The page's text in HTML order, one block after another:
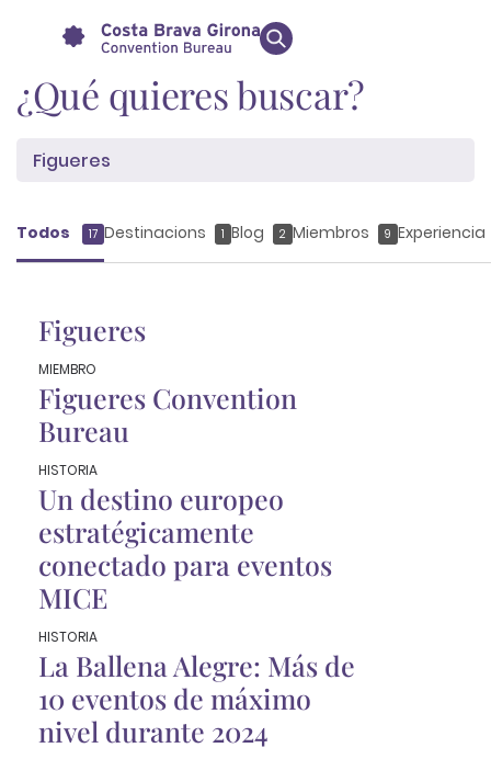
¿Qué quieres buscar?
Todos 17 Destinacions 1 Blog 2 Miembros 9 Experiencia
Figueres
MIEMBRO
Figueres Convention
Bureau
HISTORIA
Un destino europeo
estratégicamente
conectado para eventos
MICE
HISTORIA
La Ballena Alegre: Más de
10 eventos de máximo
nivel durante 2024